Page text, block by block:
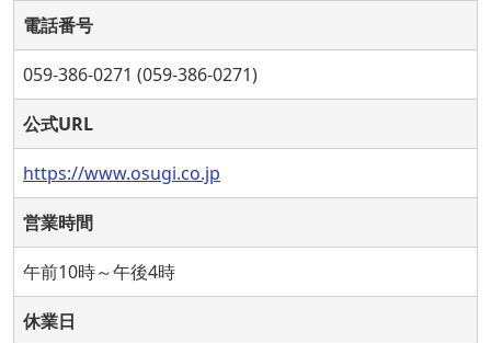
電話番号
059-386-0271 (059-386-0271)
公式URL
https://www.osugi.co.jp
営業時間
午前10時～午後4時
休業日